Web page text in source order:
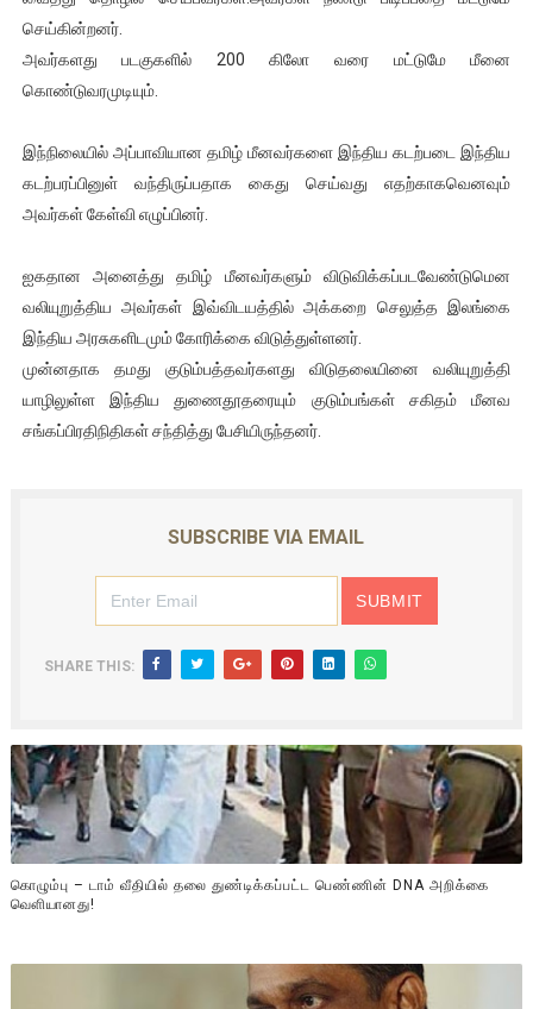
வலிமை தான் அஜித் திரைப்பயணத்திலே அதிக காலெக்ஷன் செய்த
செய்கின்றனர்.
அவர்களது படகுகளில் 200 கிலோ வரை மட்டுமே மீனை
கொண்டுவரமுடியும்.
இந்நிலையில் அப்பாவியான தமிழ் மீனவர்களை இந்திய கடற்படை இந்திய
கடற்பரப்பினுள் வந்திருப்பதாக கைது செய்வது எதற்காகவெனவும்
அவர்கள் கேள்வி எழுப்பினர்.
ஐகதான அனைத்து தமிழ் மீனவர்களும் விடுவிக்கப்படவேண்டுமென
வலியுறுத்திய அவர்கள் இவ்விடயத்தில் அக்கறை செலுத்த இலங்கை
இந்திய அரசுகளிடமும் கோரிக்கை விடுத்துள்ளனர்.
முன்னதாக தமது குடும்பத்தவர்களது விடுதலையினை வலியுறுத்தி
யாழிலுள்ள இந்திய துணைதூதரையும் குடும்பங்கள் சகிதம் மீனவ
சங்கப்பிரதிநிதிகள் சந்தித்து பேசியிருந்தனர்.
SUBSCRIBE VIA EMAIL
SHARE THIS:
கொழும்பு – டாம் வீதியில் தலை துண்டிக்கப்பட்ட பெண்ணின் DNA அறிக்கை
வௌியானது!